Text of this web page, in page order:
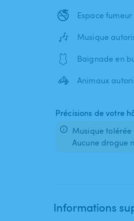
🚭 Espace fumeur
🎶 Musique
🩱 Baignade en
🦓 Animaux
Précisions de votre
Musique
Aucune drogue
Informations